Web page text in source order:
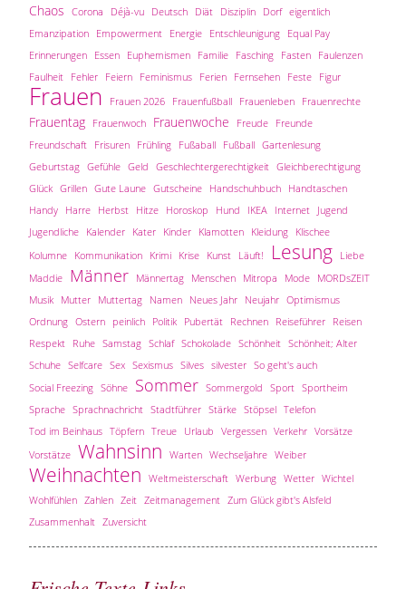
Chaos Corona Déjà-vu Deutsch Diät Disziplin Dorf eigentlich
Emanzipation Empowerment Energie Entschleunigung Equal Pay
Erinnerungen Essen Euphemismen Familie Fasching Fasten Faulenzen
Faulheit Fehler Feiern Feminismus Ferien Fernsehen Feste Figur
Frauen Frauen 2026 Frauenfußball Frauenleben Frauenrechte
Frauentag Frauenwoch Frauenwoche Freude Freunde
Freundschaft Frisuren Frühling Fußaball Fußball Gartenlesung
Geburtstag Gefühle Geld Geschlechtergerechtigkeit Gleichberechtigung
Glück Grillen Gute Laune Gutscheine Handschuhbuch Handtaschen
Handy Harre Herbst Hitze Horoskop Hund IKEA Internet Jugend
Jugendliche Kalender Kater Kinder Klamotten Kleidung Klischee
Kolumne Kommunikation Krimi Krise Kunst Läuft! Lesung Liebe
Maddie Männer Männertag Menschen Mitropa Mode MORDsZEIT
Musik Mutter Muttertag Namen Neues Jahr Neujahr Optimismus
Ordnung Ostern peinlich Politik Pubertät Rechnen Reiseführer Reisen
Respekt Ruhe Samstag Schlaf Schokolade Schönheit Schönheit; Alter
Schuhe Selfcare Sex Sexismus Silves silvester So geht's auch
Social Freezing Söhne Sommer Sommergold Sport Sportheim
Sprache Sprachnachricht Stadtführer Stärke Stöpsel Telefon
Tod im Beinhaus Töpfern Treue Urlaub Vergessen Verkehr Vorsätze
Vorstätze Wahnsinn Warten Wechseljahre Weiber
Weihnachten Weltmeisterschaft Werbung Wetter Wichtel
Wohlfühlen Zahlen Zeit Zeitmanagement Zum Glück gibt's Alsfeld
Zusammenhalt Zuversicht